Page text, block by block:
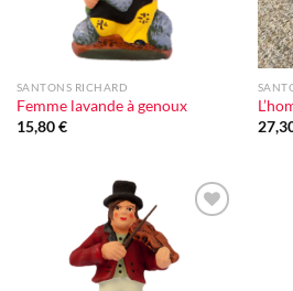
SANTONS RICHARD
Femme lavande à genoux
15,80€